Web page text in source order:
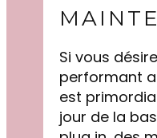
Si vous
performant
est
jour de la